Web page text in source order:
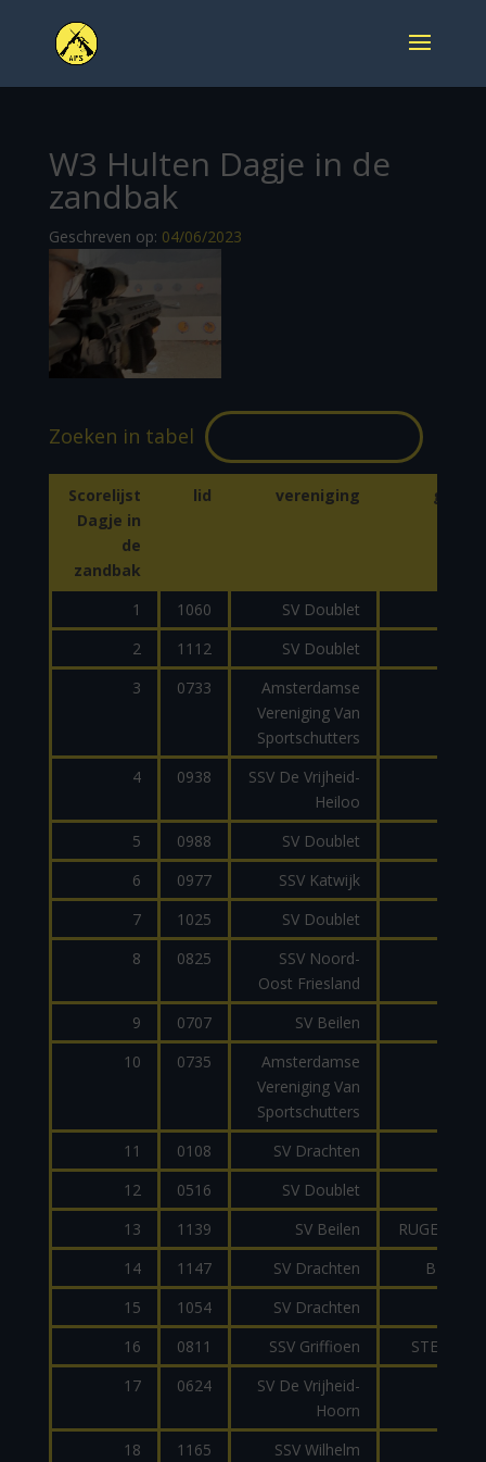
W3 Hulten Dagje in de
zandbak
Geschreven op: 04/06/2023
Scorelijst
Dagje in
de
zandbak
lid vereniging
1 1060 SV Doublet
2
1112 SV Doublet
3
0733
Amsterdamse
Vereniging Van
Sportschutters
4 0938
SSV De Vrijheid-
Heiloo
5 0988 SV Doublet
6
0977 SSV Katwijk
7
1025 SV Doublet
8
0825
SSV Noord-
Oost Friesland
9 0707 SV Beilen
10
0735
Amsterdamse
Vereniging Van
Sportschutters
11 0108 SV Drachten
12
0516 SV Doublet
13
1139 SV Beilen
RUGER 10/
14
1147 SV Drachten
15
1054 SV Drachten
16
0811 SSV Griffioen
STEYR
17
0624
SV De Vrijheid-
Hoorn
18 1165
SSV Wilhelm